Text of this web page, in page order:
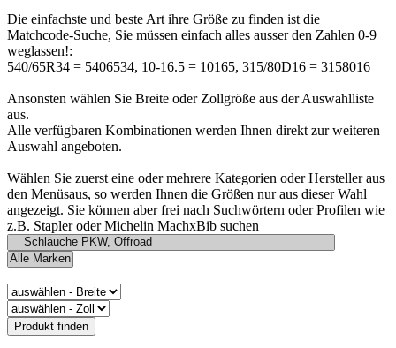
Die einfachste und beste Art ihre Größe zu finden ist die
Matchcode-Suche, Sie müssen einfach alles ausser den Zahlen 0-9
weglassen!:
540/65R34 = 5406534, 10-16.5 = 10165, 315/80D16 = 3158016
Ansonsten wählen Sie Breite oder Zollgröße aus der Auswahlliste
aus.
Alle verfügbaren Kombinationen werden Ihnen direkt zur weiteren
Auswahl angeboten.
Wählen Sie zuerst eine oder mehrere Kategorien oder Hersteller aus
den Menüsaus, so werden Ihnen die Größen nur aus dieser Wahl
angezeigt. Sie können aber frei nach Suchwörtern oder Profilen wie
z.B. Stapler oder Michelin MachxBib suchen